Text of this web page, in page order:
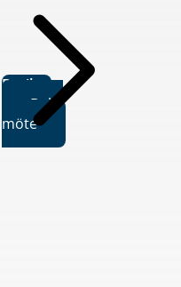
Butiker
Boka
möte